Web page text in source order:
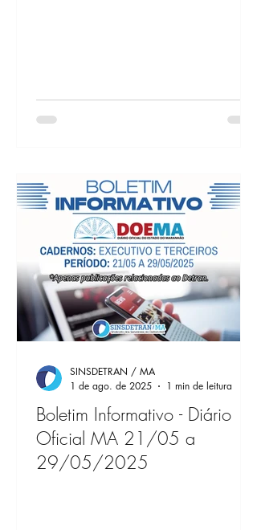
Boletim Informativo - Diário
Oficial MA 21/05 a
29/05/2025
SINSDETRAN / MA
1 de ago. de 2025
1 min de leitura